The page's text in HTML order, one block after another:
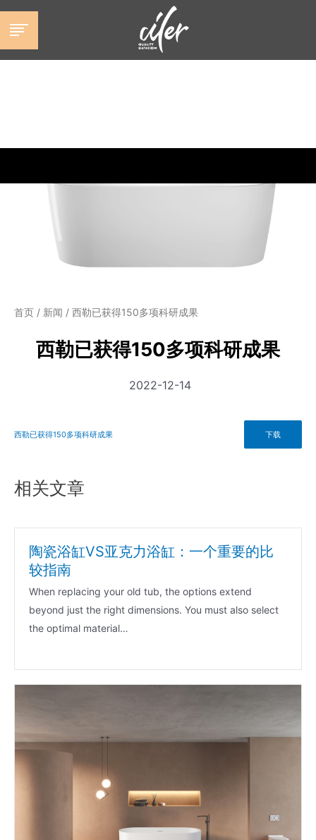
容
首页 / 新闻 / 西勒已获得150多项科研成果
西勒已获得150多项科研成果
2022-12-14
西勒已获得150多项科研成果 下载
相关文章
陶瓷浴缸VS亚克力浴缸：一个重要的比
较指南
When replacing your old tub, the options extend
beyond just the right dimensions. You must also select
the optimal material…